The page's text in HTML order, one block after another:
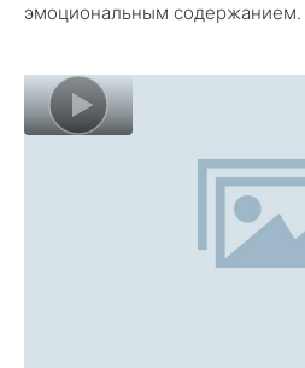
эмоциональным содержанием.